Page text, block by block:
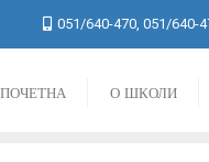
051/640-470, 051/640-
ПОЧЕТНА О ШКОЛИ